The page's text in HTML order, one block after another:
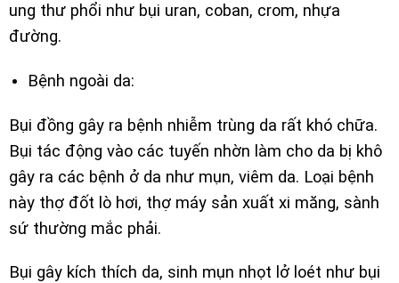
ung thư phổi như bụi uran, coban, crom, nhựa
đường.
Bệnh ngoài da:
Bụi đồng gây ra bệnh nhiễm trùng da rất khó chữa.
Bụi tác động vào các tuyến nhờn làm cho da bị khô
gây ra các bệnh ở da như mụn, viêm da. Loại bệnh
này thợ đốt lò hơi, thợ máy sản xuất xi măng, sành
sứ thường mắc phải.
Bụi gây kích thích da, sinh mụn nhọt lở loét như bụi